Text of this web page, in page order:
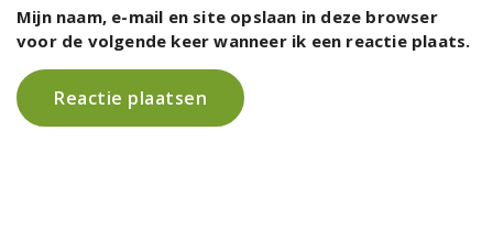
Mijn naam, e-mail en site opslaan in deze browser
voor de volgende keer wanneer ik een reactie plaats.